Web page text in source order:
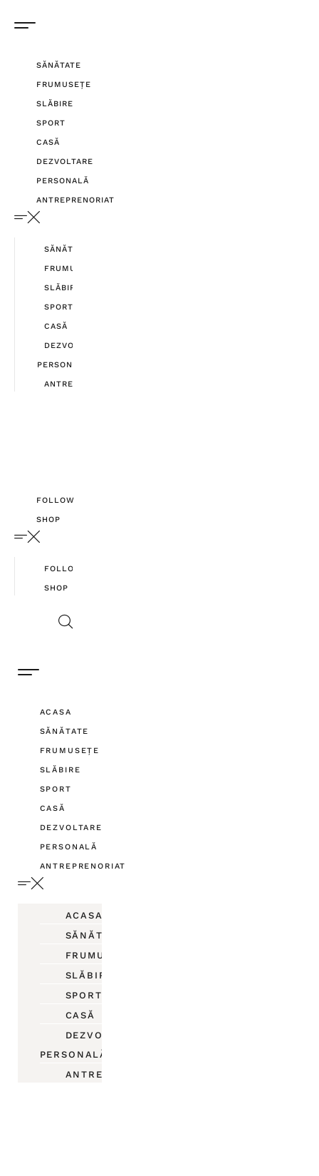
SĂNĂTATE
FRUMUSEȚE
SLĂBIRE
SPORT
CASĂ
DEZVOLTARE
PERSONALĂ
ANTREPRENORIAT
SĂNĂTATE
FRUMUSEȚE
SLĂBIRE
SPORT
CASĂ
DEZVOLTARE
PERSONALĂ
ANTREPRENORIAT
FOLLOW
SHOP
FOLLOW
SHOP
ACASA
SĂNĂTATE
FRUMUSEȚE
SLĂBIRE
SPORT
CASĂ
DEZVOLTARE
PERSONALĂ
ANTREPRENORIAT
ACASA
SĂNĂTATE
FRUMUSEȚE
SLĂBIRE
SPORT
CASĂ
DEZVOLTARE
PERSONALĂ
ANTREPRENORIAT